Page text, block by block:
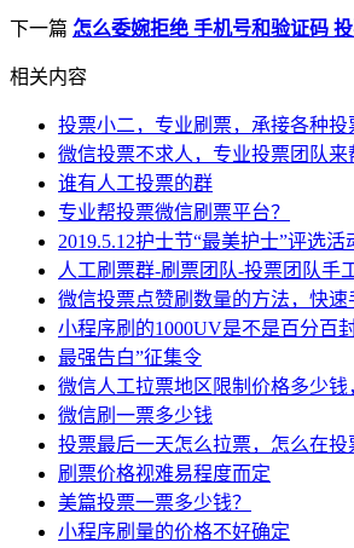
下一篇 怎么委婉拒绝 手机号和验证码
相关内容
投票小二，专业刷票，承接各种投
微信投票不求人，专业投票团队来
谁有人工投票的群
专业帮投票微信刷票平台？
2019.5.12护士节“最美护士”评选活
人工刷票群-刷票团队-投票团队手
微信投票点赞刷数量的方法，快速
小程序刷的1000UV是不是百分百
最强告白”征集令
微信人工拉票地区限制价格多少
微信刷一票多少钱
投票最后一天怎么拉票，怎么在投
刷票价格视难易程度而定
美篇投票一票多少钱？
小程序刷量的价格不好确定